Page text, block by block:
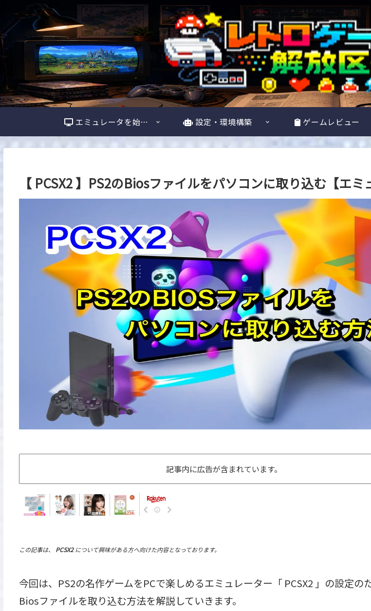
エミュレータを始める 設定・環境構築 ゲームレビュー
【 PCSX2 】PS2のBiosファイルをパソコンに取り込む【エミ
記事内に広告が含まれています。
この記事は、 PCSX2 について興味がある方へ向けた内容となっております。
今回は、PS2の名作ゲームをPCで楽しめるエミュレーター「 PCSX2 」の設定の
Biosファイルを取り込む方法を解説していきます。